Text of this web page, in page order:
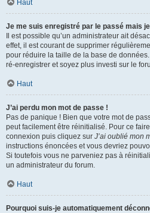
Haut
Je me suis enregistré par le passé mais
Il est possible qu’un administrateur ait
effet, il est courant de supprimer
pour réduire la taille de la base de
ré-enregistrer et soyez plus investi sur le
Haut
J’ai perdu mon mot de passe !
Pas de panique ! Bien que votre mot de
peut facilement être réinitialisé. Pour ce
connexion puis cliquez sur J’ai oublié mon
instructions énoncées et vous devriez
Si toutefois vous ne parveniez pas à
un administrateur du forum.
Haut
Pourquoi suis-je automatiquement